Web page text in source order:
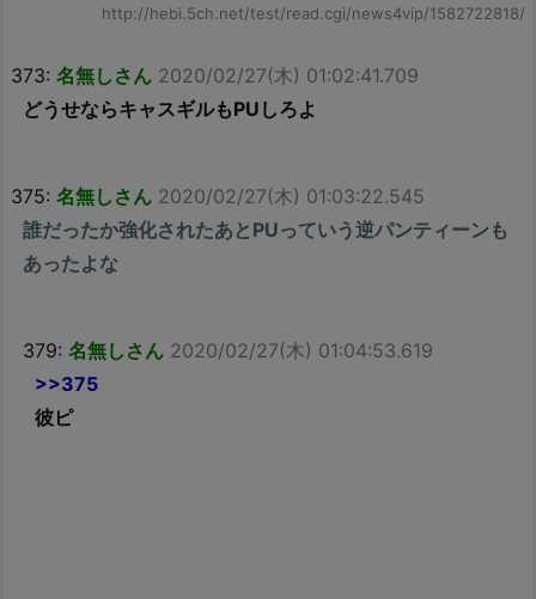
http://hebi.5ch.net/test/read.cgi/news4vip/1582722818/
373: 名無しさん 2020/02/27(木) 01:02:41.709
どうせならキャスギルもPUしろよ
375: 名無しさん 2020/02/27(木) 01:03:22.545
誰だったか強化されたあとPUっていう逆パンティーンも
あったよな
379: 名無しさん 2020/02/27(木) 01:04:53.619
>>375
彼ピ